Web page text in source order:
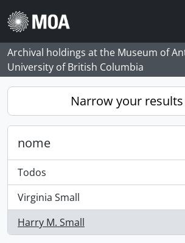
Skip to main content
Archival holdings at the Museum of
University of British Columbia
Narrow your results
nome
Todos
Virginia Small
, 1 resultados
Harry M. Small
, 1 resultados